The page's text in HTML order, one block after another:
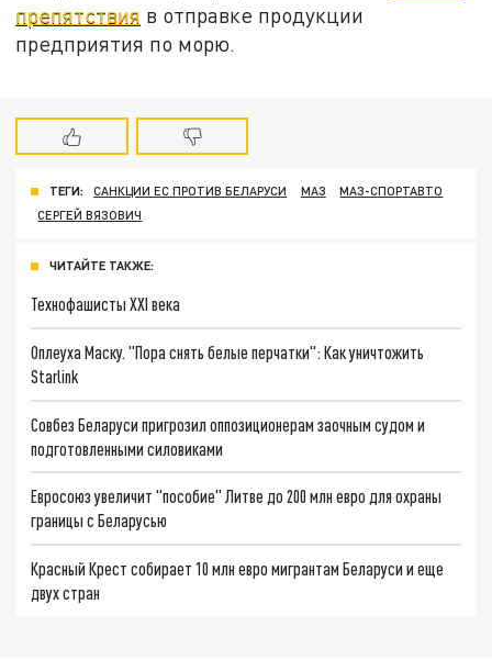
препятствия в отправке продукции
предприятия по морю.
ТЕГИ: САНКЦИИ ЕС ПРОТИВ БЕЛАРУСИ МАЗ
МАЗ-СПОРТАВТО
СЕРГЕЙ ВЯЗОВИЧ
ЧИТАЙТЕ ТАКЖЕ:
Технофашисты XXI века
Оплеуха Маску. "Пора снять белые перчатки": Как уничтожить
Starlink
Совбез Беларуси пригрозил оппозиционерам заочным судом и
подготовленными силовиками
Евросоюз увеличит "пособие" Литве до 200 млн евро для охраны
границы с Беларусью
Красный Крест собирает 10 млн евро мигрантам Беларуси и еще
двух стран